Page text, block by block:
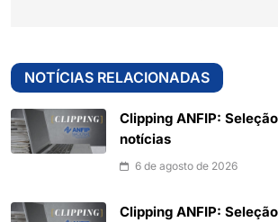
NOTÍCIAS RELACIONADAS
Clipping ANFIP:
notícias
6 de agosto de 2026
Clipping ANFIP: